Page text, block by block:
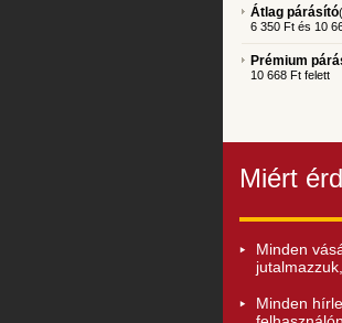
Átlag párásító
6 350 Ft és 10
Prémium
10 668 Ft felett
Miért
Minden
jutalmazzuk,
Minden